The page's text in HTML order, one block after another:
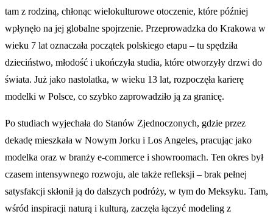
tam z rodziną, chłonąc wielokulturowe otoczenie, które później
wpłynęło na jej globalne spojrzenie. Przeprowadzka do Krakowa w
wieku 7 lat oznaczała początek polskiego etapu – tu spędziła
dzieciństwo, młodość i ukończyła studia, które otworzyły drzwi do
świata. Już jako nastolatka, w wieku 13 lat, rozpoczęła karierę
modelki w Polsce, co szybko zaprowadziło ją za granicę.
Po studiach wyjechała do Stanów Zjednoczonych, gdzie przez
dekadę mieszkała w Nowym Jorku i Los Angeles, pracując jako
modelka oraz w branży e-commerce i showroomach. Ten okres był
czasem intensywnego rozwoju, ale także refleksji – brak pełnej
satysfakcji skłonił ją do dalszych podróży, w tym do Meksyku. Tam,
wśród inspiracji naturą i kulturą, zaczęła łączyć modeling z